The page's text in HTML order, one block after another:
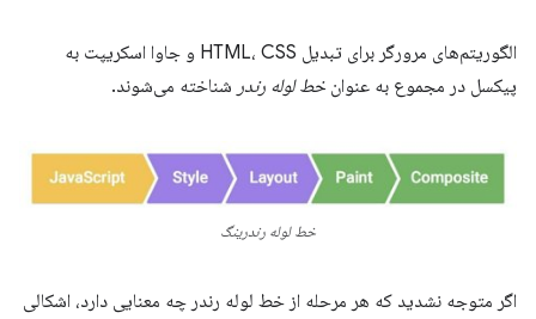
الگوریتم‌های مرورگر برای تبدیل HTML، CSS و جاوا اسکریپت به
پیکسل در مجموع به عنوان خط لوله رندر شناخته می‌شوند.
خط لوله رندرینگ
اگر متوجه نشدید که هر مرحله از خط لوله رندر چه معنایی دارد، اشکالی